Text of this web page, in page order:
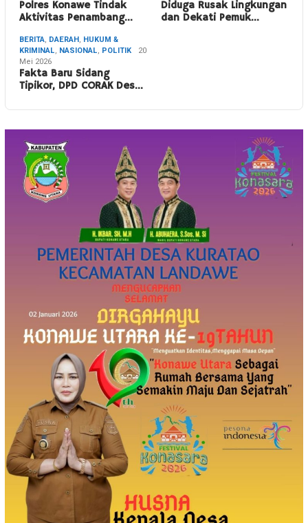
Polres Konawe Tindak
Aktivitas Penambang…
Diduga Rusak Lingkungan
dan Dekati Pemuk…
BERITA, DAERAH, HUKUM &
KRIMINAL, NASIONAL, POLITIK
20
Mei 2026
Fakta Baru Sidang
Tipikor, DPD CORAK Des…